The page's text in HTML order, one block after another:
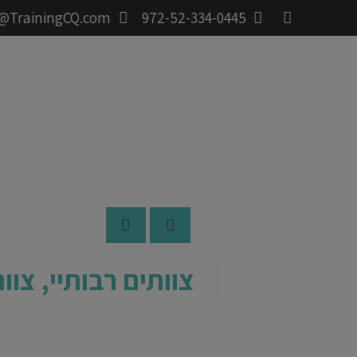
972-52-334-0445
צוותים רבותיי,